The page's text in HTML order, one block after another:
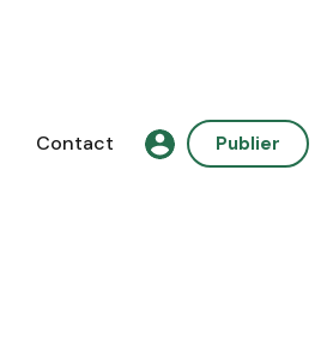
Contact Publier